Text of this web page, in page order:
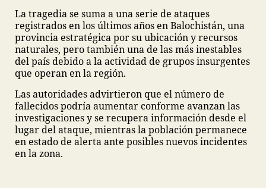
La tragedia se suma a una serie de ataques
registrados en los últimos años en Balochistán, una
provincia estratégica por su ubicación y recursos
naturales, pero también una de las más inestables
del país debido a la actividad de grupos insurgentes
que operan en la región.
Las autoridades advirtieron que el número de
fallecidos podría aumentar conforme avanzan las
investigaciones y se recupera información desde el
lugar del ataque, mientras la población permanece
en estado de alerta ante posibles nuevos incidentes
en la zona.